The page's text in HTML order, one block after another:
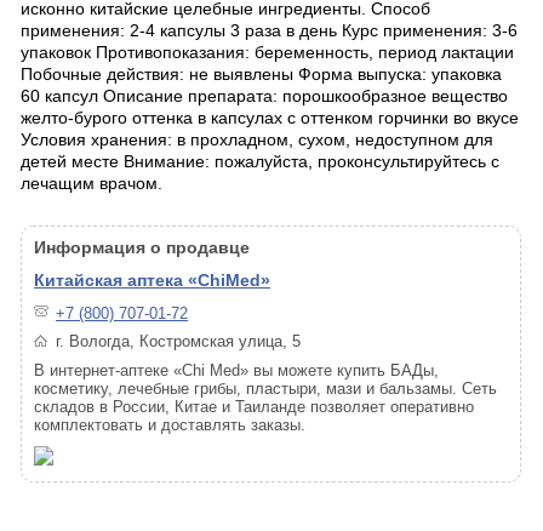
исконно китайские целебные ингредиенты. Способ
применения: 2-4 капсулы 3 раза в день Курс применения: 3-6
упаковок Противопоказания: беременность, период лактации
Побочные действия: не выявлены Форма выпуска: упаковка
60 капсул Описание препарата: порошкообразное вещество
желто-бурого оттенка в капсулах с оттенком горчинки во вкусе
Условия хранения: в прохладном, сухом, недоступном для
детей месте Внимание: пожалуйста, проконсультируйтесь с
лечащим врачом.
Информация о продавце
Китайская аптека «ChiMed»
+7 (800) 707-01-72
г. Вологда, Костромская улица, 5
В интернет-аптеке «Chi Med» вы можете купить БАДы,
косметику, лечебные грибы, пластыри, мази и бальзамы. Сеть
складов в России, Китае и Таиланде позволяет оперативно
комплектовать и доставлять заказы.